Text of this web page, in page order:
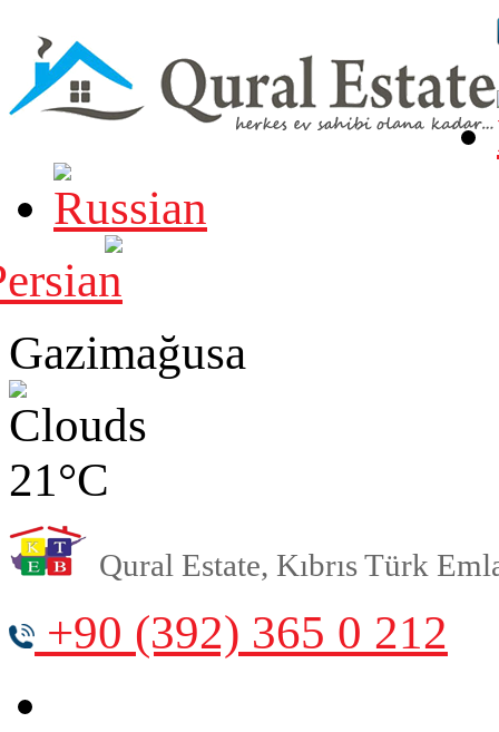
Gazimağusa
21°C
Qural Estate, Kıbrıs Türk
+90 (392) 365 0 212